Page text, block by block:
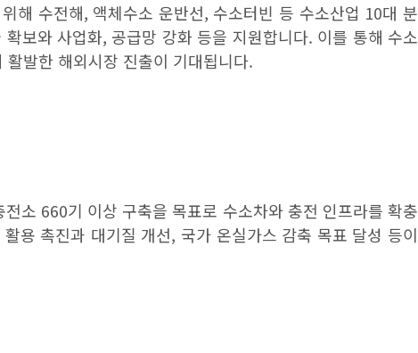
해 수전해, 액체수소 운반선, 수소터빈 등 수소산업 10대 분
확보와 사업화, 공급망 강화 등을 지원합니다. 이를 통해 수소
발한 해외시장 진출이 기대됩니다.
전소 660기 이상 구축을 목표로 수소차와 충전 인프라를 확충
용 촉진과 대기질 개선, 국가 온실가스 감축 목표 달성 등이